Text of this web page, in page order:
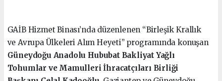
GAİB Hizmet Binası’nda düzenlenen “Birleşik Krallık
ve Avrupa Ülkeleri Alım Heyeti” programında konuşan
Güneydoğu Anadolu Hububat Bakliyat Yağlı
Tohumlar ve Mamulleri İhracatçıları Birliği